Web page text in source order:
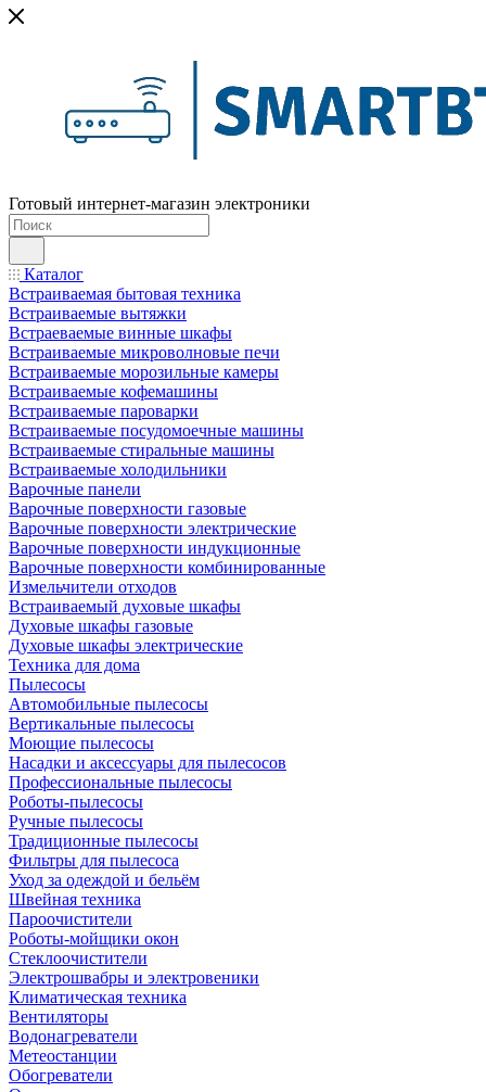
Готовый интернет-магазин электроники
Каталог
Встраиваемая бытовая техника
Встраиваемые вытяжки
Встраеваемые винные шкафы
Встраиваемые микроволновые печи
Встраиваемые морозильные камеры
Встраиваемые кофемашины
Встраиваемые пароварки
Встраиваемые посудомоечные машины
Встраиваемые стиральные машины
Встраиваемые холодильники
Варочные панели
Варочные поверхности газовые
Варочные поверхности электрические
Варочные поверхности индукционные
Варочные поверхности комбинированные
Измельчители отходов
Встраиваемый духовые шкафы
Духовые шкафы газовые
Духовые шкафы электрические
Техника для дома
Пылесосы
Автомобильные пылесосы
Вертикальные пылесосы
Моющие пылесосы
Насадки и аксессуары для пылесосов
Профессиональные пылесосы
Роботы-пылесосы
Ручные пылесосы
Традиционные пылесосы
Фильтры для пылесоса
Уход за одеждой и бельём
Швейная техника
Пароочистители
Роботы-мойщики окон
Стеклоочистители
Электрошвабры и электровеники
Климатическая техника
Вентиляторы
Водонагреватели
Метеостанции
Обогреватели